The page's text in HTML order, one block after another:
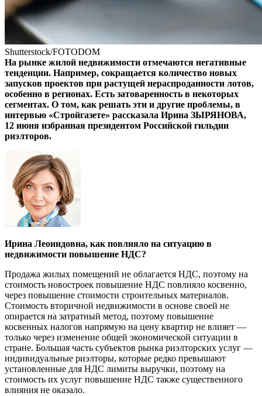
Shutterstock/FOTODOM
На рынке жилой недвижимости отмечаются негативные
тенденции. Например, сокращается количество новых
запусков проектов при растущей нераспроданности лотов,
особенно в регионах. Есть затоваренность в некоторых
сегментах. О том, как решать эти и другие проблемы, в
интервью «Стройгазете» рассказала Ирина ЗЫРЯНОВА,
12 июня избранная президентом Российской гильдии
риэлторов.
Ирина Леонидовна, как повлияло на ситуацию в
недвижимости повышение НДС?
Продажа жилых помещений не облагается НДС, поэтому на
стоимость новостроек повышение НДС повлияло косвенно,
через повышение стоимости строительных материалов.
Стоимость вторичной недвижимости в основе своей не
опирается на затратный метод, поэтому повышение
косвенных налогов напрямую на цену квартир не влияет —
только через изменение общей экономической ситуации в
стране. Большая часть субъектов рынка риэлторских услуг —
индивидуальные риэлторы, которые редко превышают
установленные для НДС лимиты выручки, поэтому на
стоимость их услуг повышение НДС также существенного
влияния не оказало.